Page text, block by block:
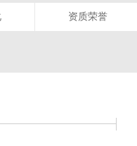
资质荣誉